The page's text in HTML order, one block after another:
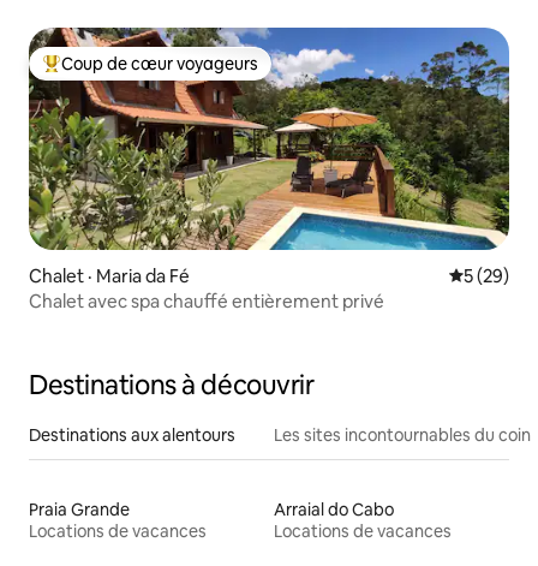
Coup de cœur voyageurs parmi les plus aimés
Coup de cœur voyageurs
Chalet · Maria da Fé Note
5 (29)
Chalet avec spa chauffé entièrement privé
Destinations à découvrir
Destinations aux alentours Les sites incontournables du coin
Praia Grande
Locations de vacances
Arraial do Cabo
Locations de vacances